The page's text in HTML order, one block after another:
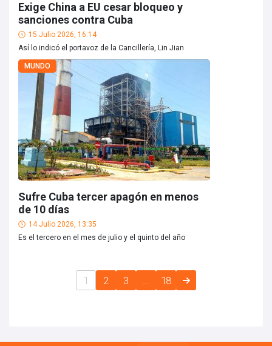
Exige China a EU cesar bloqueo y
sanciones contra Cuba
15 Julio 2026, 16:14
Así lo indicó el portavoz de la Cancillería, Lin Jian
MUNDO
Sufre Cuba tercer apagón en menos
de 10 días
14 Julio 2026, 13:35
Es el tercero en el mes de julio y el quinto del año
1 2 3 18